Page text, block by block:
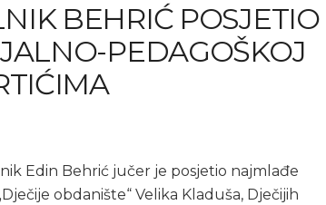
BEHRIĆ POSJETIO
PEDAGOŠKOJ
Edin Behrić jučer je posjetio najmlađe
obdanište“ Velika Kladuša, Dječijih